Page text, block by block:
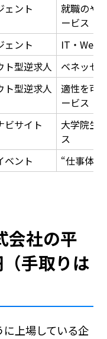
ェント
就職のや
ービス
ェント
IT・Web
ト型逆求人
ベネッセ
ト型逆求人
適性を可
ービス
ビサイト
大学院生
ス
ベント “仕事体
会社の平
手取りは
上場している企